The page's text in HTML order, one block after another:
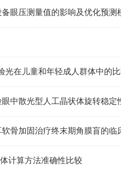
眼压测量值的影响及优化预测
光在儿童和年轻成人群体中的
中散光型人工晶状体旋转稳定
骨加固治疗终末期角膜盲的临
计算方法准确性比较